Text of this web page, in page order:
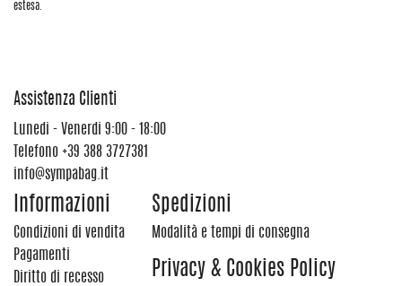
estesa.
Assistenza Clienti
Lunedi - Venerdi 9:00 - 18:00
Telefono +39 388 3727381
info@sympabag.it
Informazioni
Condizioni di vendita
Pagamenti
Diritto di recesso
Spedizioni
Modalità e tempi di consegna
Privacy & Cookies Policy